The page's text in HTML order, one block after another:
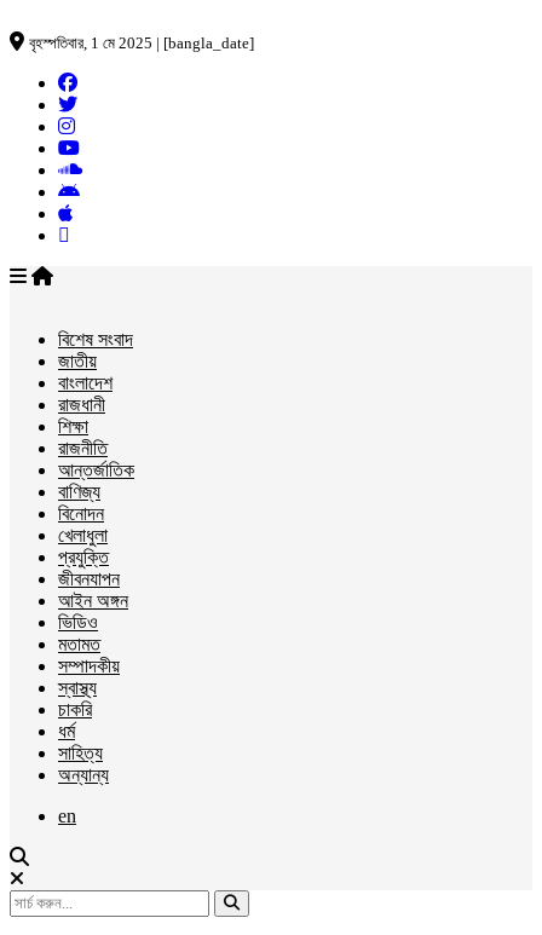
বৃহস্পতিবার, 1 মে 2025 | [bangla_date]
বিশেষ সংবাদ
জাতীয়
বাংলাদেশ
রাজধানী
শিক্ষা
রাজনীতি
আন্তর্জাতিক
বাণিজ্য
বিনোদন
খেলাধুলা
প্রযুক্তি
জীবনযাপন
আইন অঙ্গন
ভিডিও
মতামত
সম্পাদকীয়
স্বাস্থ্য
চাকরি
ধর্ম
সাহিত্য
অন্যান্য
en